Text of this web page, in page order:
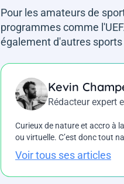
Pour les amateurs de
programmes comme
également d'autres sports
Kevin
Rédacteur expert
Curieux de nature et accro à
ou virtuelle. C’est donc tout
Voir tous ses articles